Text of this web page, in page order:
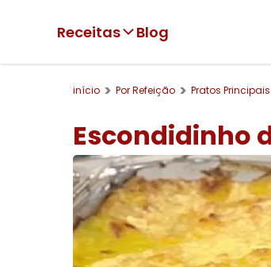
Receitas Blog
início Por Refeição Pratos Principais
Escondidinho